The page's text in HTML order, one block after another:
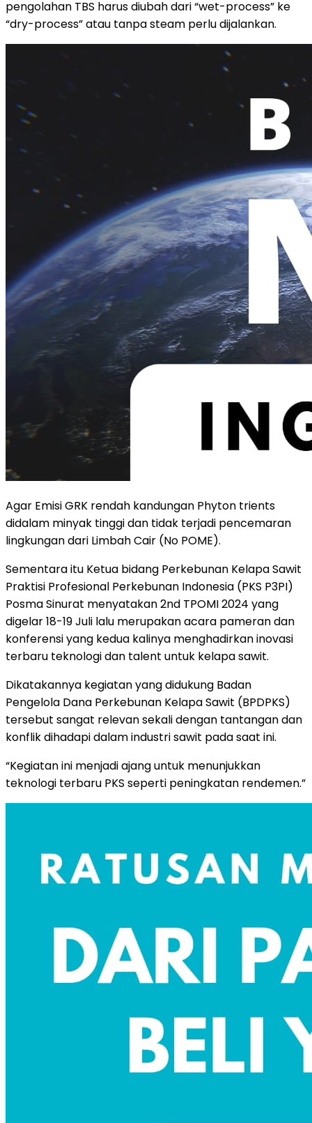
pengolahan TBS harus diubah dari “wet-process” ke
“dry-process” atau tanpa steam perlu dijalankan.
Agar Emisi GRK rendah kandungan Phyton trients
didalam minyak tinggi dan tidak terjadi pencemaran
lingkungan dari Limbah Cair (No POME).
Sementara itu Ketua bidang Perkebunan Kelapa Sawit
Praktisi Profesional Perkebunan Indonesia (PKS P3PI)
Posma Sinurat menyatakan 2nd TPOMI 2024 yang
digelar 18-19 Juli lalu merupakan acara pameran dan
konferensi yang kedua kalinya menghadirkan inovasi
terbaru teknologi dan talent untuk kelapa sawit.
Dikatakannya kegiatan yang didukung Badan
Pengelola Dana Perkebunan Kelapa Sawit (BPDPKS)
tersebut sangat relevan sekali dengan tantangan dan
konflik dihadapi dalam industri sawit pada saat ini.
“Kegiatan ini menjadi ajang untuk menunjukkan
teknologi terbaru PKS seperti peningkatan rendemen.”